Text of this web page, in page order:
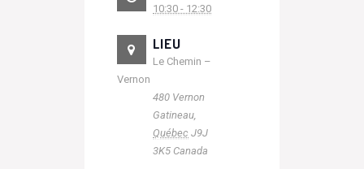
10:30 - 12:30
LIEU
Le Chemin –
Vernon
480 Vernon
Gatineau,
Québec J9J
3K5 Canada